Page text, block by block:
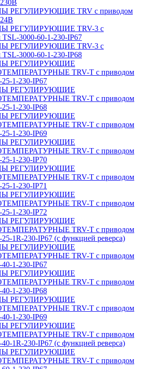
РЕГУЛИРУЮЩИЕ TRV с приводом
РЕГУЛИРУЮЩИЕ TRV-3 с
3000-60-1-230-IP67
РЕГУЛИРУЮЩИЕ TRV-3 с
3000-60-1-230-IP68
РЕГУЛИРУЮЩИЕ
TRV-T с приводом
1-230-IP67
РЕГУЛИРУЮЩИЕ
TRV-T с приводом
1-230-IP68
РЕГУЛИРУЮЩИЕ
TRV-T с приводом
1-230-IP69
РЕГУЛИРУЮЩИЕ
TRV-T с приводом
1-230-IP70
РЕГУЛИРУЮЩИЕ
TRV-T с приводом
1-230-IP71
РЕГУЛИРУЮЩИЕ
TRV-T с приводом
1-230-IP72
РЕГУЛИРУЮЩИЕ
TRV-T с приводом
1R-230-IP67 (с функцией реверса)
РЕГУЛИРУЮЩИЕ
TRV-T с приводом
1-230-IP67
РЕГУЛИРУЮЩИЕ
TRV-T с приводом
1-230-IP68
РЕГУЛИРУЮЩИЕ
TRV-T с приводом
1-230-IP69
РЕГУЛИРУЮЩИЕ
TRV-T с приводом
1R-230-IP67 (с функцией реверса)
РЕГУЛИРУЮЩИЕ
TRV-T с приводом